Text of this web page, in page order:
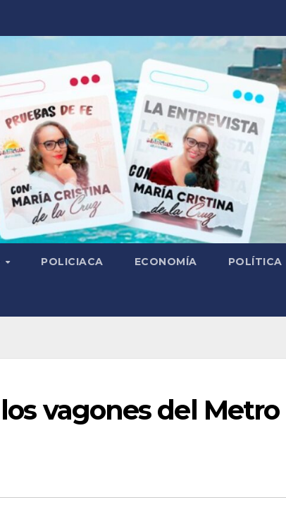
POLICIACA ECONOMÍA POLÍTICA
vagones del Metro